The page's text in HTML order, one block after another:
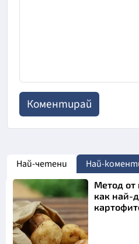
Най-четени Най-
Метод от
как най-